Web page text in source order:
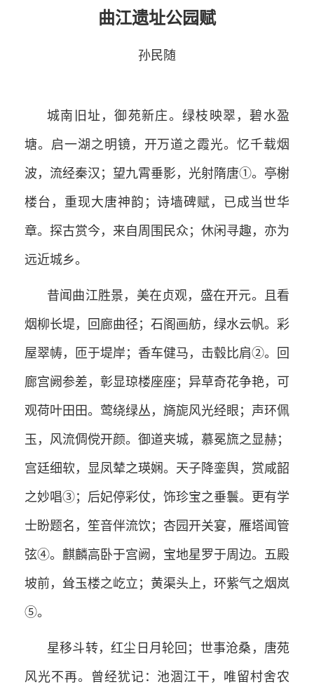
曲江遗址公园赋
孙民随
城南旧址，御苑新庄。绿枝映翠，碧水盈
塘。启一湖之明镜，开万道之霞光。忆千载烟
波，流经秦汉；望九霄垂影，光射隋唐①。亭榭
楼台，重现大唐神韵；诗墙碑赋，已成当世华
章。探古赏今，来自周围民众；休闲寻趣，亦为
远近城乡。
昔闻曲江胜景，美在贞观，盛在开元。且看
烟柳长堤，回廊曲径；石阁画舫，绿水云帆。彩
屋翠帱，匝于堤岸；香车健马，击毂比肩②。回
廊宫阙参差，彰显琼楼座座；异草奇花争艳，可
观荷叶田田。莺绕绿丛，旖旎风光经眼；声环佩
玉，风流倜傥开颜。御道夹城，慕冕旒之显赫；
宫廷细软，显凤辇之瑛娴。天子降銮舆，赏咸韶
之妙唱③；后妃停彩仗，饰珍宝之垂鬟。更有学
士盼题名，笙音伴流饮；杏园开关宴，雁塔闻管
弦④。麒麟高卧于宫阙，宝地星罗于周边。五殿
坡前，耸玉楼之屹立；黄渠头上，环紫气之烟岚
⑤。
星移斗转，红尘日月轮回；世事沧桑，唐苑
风光不再。曾经犹记：池涸江干，唯留村舍农